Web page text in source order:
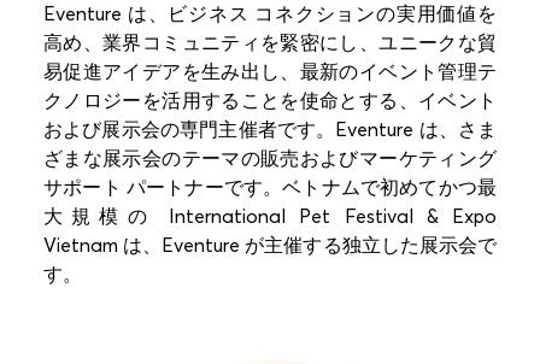
Eventure は、ビジネス コネクションの実用価値を
高め、業界コミュニティを緊密にし、ユニークな貿
易促進アイデアを生み出し、最新のイベント管理テ
クノロジーを活用することを使命とする、イベント
および展示会の専門主催者です。Eventure は、さま
ざまな展示会のテーマの販売およびマーケティング
サポート パートナーです。ベトナムで初めてかつ最
大規模の International Pet Festival & Expo
Vietnam は、Eventure が主催する独立した展示会で
す。